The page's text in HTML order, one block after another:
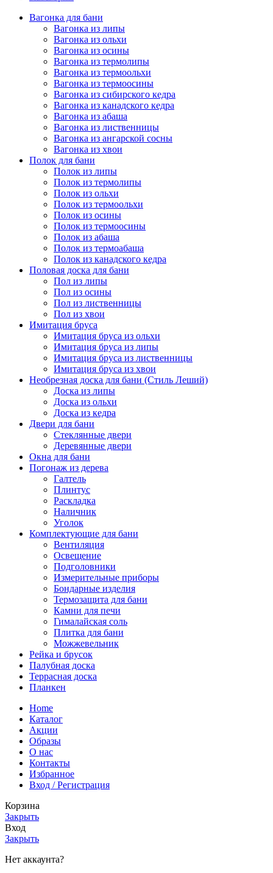
Вагонка для бани
Вагонка из липы
Вагонка из ольхи
Вагонка из осины
Вагонка из термолипы
Вагонка из термоольхи
Вагонка из термоосины
Вагонка из сибирского кедра
Вагонка из канадского кедра
Вагонка из абаша
Вагонка из лиственницы
Вагонка из ангарской сосны
Вагонка из хвои
Полок для бани
Полок из липы
Полок из термолипы
Полок из ольхи
Полок из термоольхи
Полок из осины
Полок из термоосины
Полок из абаша
Полок из термоабаша
Полок из канадского кедра
Половая доска для бани
Пол из липы
Пол из осины
Пол из лиственницы
Пол из хвои
Имитация бруса
Имитация бруса из ольхи
Имитация бруса из липы
Имитация бруса из лиственницы
Имитация бруса из хвои
Необрезная доска для бани (Стиль Леший)
Доска из липы
Доска из ольхи
Доска из кедра
Двери для бани
Стеклянные двери
Деревянные двери
Окна для бани
Погонаж из дерева
Галтель
Плинтус
Раскладка
Наличник
Уголок
Комплектующие для бани
Вентиляция
Освещение
Подголовники
Измерительные приборы
Бондарные изделия
Термозащита для бани
Камни для печи
Гималайская соль
Плитка для бани
Можжевельник
Рейка и брусок
Палубная доска
Террасная доска
Планкен
Home
Каталог
Акции
Образы
О нас
Контакты
Избранное
Вход / Регистрация
Корзина
Закрыть
Вход
Закрыть
Нет аккаунта?